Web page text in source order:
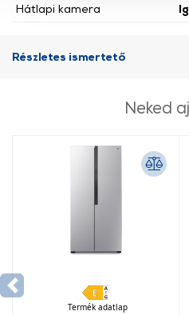
használatával Ön elfogadja a
Hátlapi kamera
Részletes ismertető
Neked
Termék adatlap